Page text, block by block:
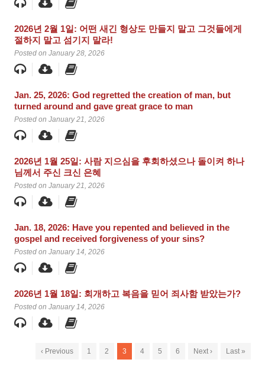
2026년 2월 1일: 어떤 새긴 형상도 만들지 말고 그것들에게
절하지 말고 섬기지 말라!
Posted on January 28, 2026
Jan. 25, 2026: God regretted the creation of man, but
turned around and gave great grace to man
Posted on January 21, 2026
2026년 1월 25일: 사람 지으심을 후회하셨으나 돌이켜 하나
님께서 주신 크신 은혜
Posted on January 21, 2026
Jan. 18, 2026: Have you repented and believed in the
gospel and received forgiveness of your sins?
Posted on January 14, 2026
2026년 1월 18일: 회개하고 복음을 믿어 죄사함 받았는가?
Posted on January 14, 2026
‹ Previous 1 2 3 4 5 6 Next › Last »